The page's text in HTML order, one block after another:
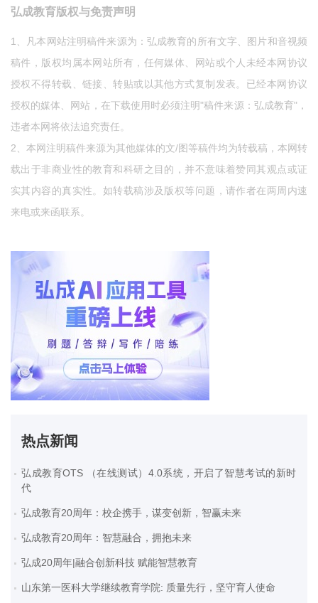
弘成教育版权与免责声明
1、凡本网站注明稿件来源为：弘成教育的所有文字、图片和音视频
稿件，版权均属本网站所有，任何媒体、网站或个人未经本网协议
授权不得转载、链接、转贴或以其他方式复制发表。已经本网协议
授权的媒体、网站，在下载使用时必须注明"稿件来源：弘成教育"，
违者本网将依法追究责任。
2、本网注明稿件来源为其他媒体的文/图等稿件均为转载稿，本网转
载出于非商业性的教育和科研之目的，并不意味着赞同其观点或证
实其内容的真实性。如转载稿涉及版权等问题，请作者在两周内速
来电或来函联系。
热点新闻
弘成教育OTS （在线测试）4.0系统，开启了智慧考试的新时
代
弘成教育20周年：校企携手，谋变创新，智赢未来
弘成教育20周年：智慧融合，拥抱未来
弘成20周年|融合创新科技 赋能智慧教育
山东第一医科大学继续教育学院: 质量先行，坚守育人使命